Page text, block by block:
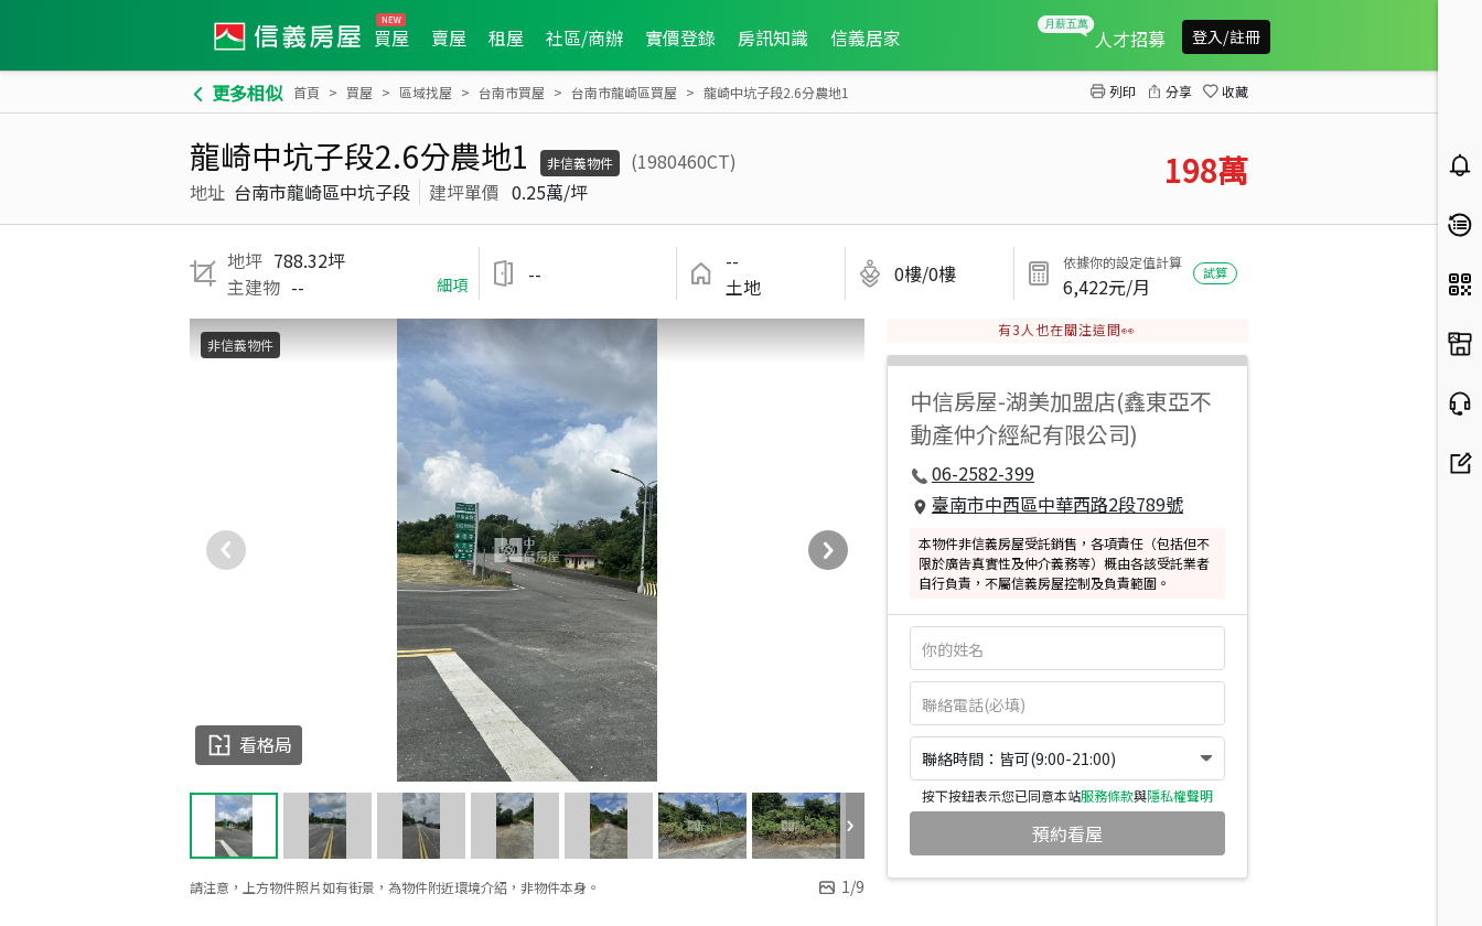
買屋 賣屋 租屋 社區/商辦 實價登錄 房訊知識 信義居家 人才招募 登入/註冊
更多相似 首頁 買屋 區域找屋 台南市買屋 台南市龍崎區買屋 龍崎中坑子段2.6分農地1 列印 分享 收藏
龍崎中坑子段2.6分農地1 非信義物件
(1980460CT)
地址 台南市龍崎區中坑子段 建坪單價 0.25萬/坪 198萬
地坪 788.32坪
主建物 -- 細項 --
--
土地
0樓/0樓 依據你的設定值計算
6,422元/月
試算
請注意，上方物件照片如有街景，為物件附近環境介紹，非物件本身。 1/9
看格局
非信義物件
有3 人也在關注這間👀
中信房屋-湖美加盟店(鑫東亞不
動產仲介經紀有限公司)
06-2582-399
臺南市中西區中華西路2段789號
本物件非信義房屋受託銷售，各項責任（包括但不
限於廣告真實性及仲介義務等）概由各該受託業者
自行負責，不屬信義房屋控制及負責範圍。
聯絡時間：皆可(9:00-21:00)
按下按鈕表示您已同意本站服務條款與隱私權聲明
預約看屋